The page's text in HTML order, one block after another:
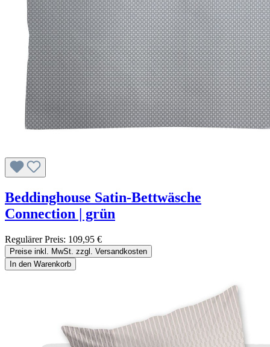
Beddinghouse Satin-Bettwäsche
Connection | grün
Regulärer Preis: 109,95 €
Preise inkl. MwSt. zzgl. Versandkosten
In den Warenkorb